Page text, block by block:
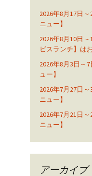
2026年8月17日
ニュー】
2026年8月10日
ビスランチ】は
2026年8月3日～
ュー】
2026年7月27日
ニュー】
2026年7月21日
ニュー】
アーカイブ